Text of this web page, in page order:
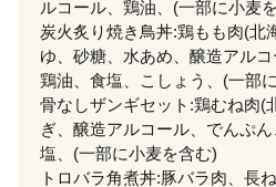
ルコール、鶏油、(一部に小麦
炭火炙り焼き鳥丼:鶏もも肉(北
ゆ、砂糖、水あめ、醸造アルコ
鶏油、食塩、こしょう、(一部
骨なしザンギセット:鶏むね肉(
ぎ、醸造アルコール、でんぷ
塩、(一部に小麦を含む)
トロバラ角煮丼:豚バラ肉、長